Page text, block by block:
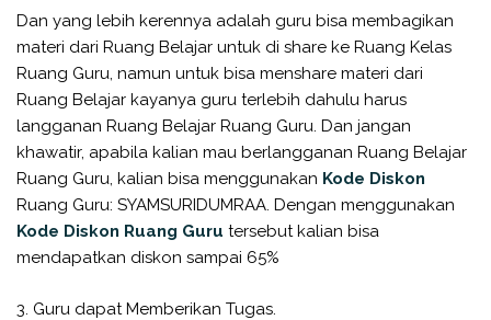
Dan yang lebih kerennya adalah guru bisa membagikan
materi dari Ruang Belajar untuk di share ke Ruang Kelas
Ruang Guru, namun untuk bisa menshare materi dari
Ruang Belajar kayanya guru terlebih dahulu harus
langganan Ruang Belajar Ruang Guru. Dan jangan
khawatir, apabila kalian mau berlangganan Ruang Belajar
Ruang Guru, kalian bisa menggunakan Kode Diskon
Ruang Guru: SYAMSURIDUMRAA. Dengan menggunakan
Kode Diskon Ruang Guru tersebut kalian bisa
mendapatkan diskon sampai 65%
3. Guru dapat Memberikan Tugas.